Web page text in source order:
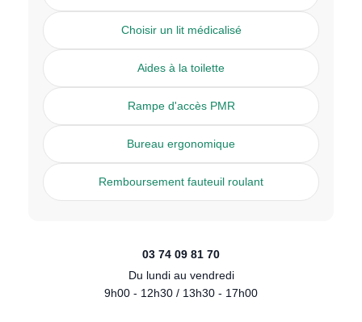
Choisir un lit médicalisé
Aides à la toilette
Rampe d'accès PMR
Bureau ergonomique
Remboursement fauteuil roulant
03 74 09 81 70
Du lundi au vendredi
9h00 - 12h30 / 13h30 - 17h00